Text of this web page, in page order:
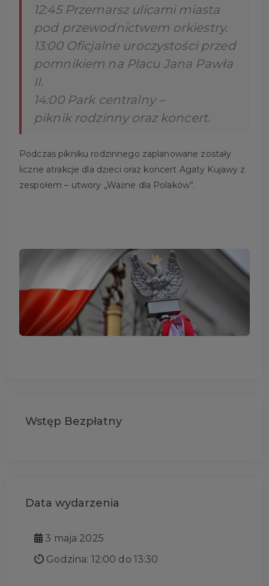
12:45 Przemarsz ulicami miasta
pod przewodnictwem orkiestry.
13:00 Oficjalne uroczystości przed
pomnikiem na Placu Jana Pawła
II.
14:00 Park centralny –
piknik rodzinny oraz koncert.
Podczas pikniku rodzinnego zaplanowane zostały
liczne atrakcje dla dzieci oraz koncert Agaty Kujawy z
zespołem – utwory „Ważne dla Polaków”.
Wstęp Bezpłatny
Data wydarzenia
3 maja 2025
Godzina: 12:00 do 13:30